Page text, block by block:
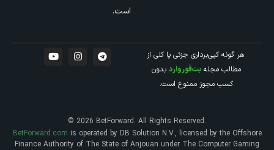
است.
هر گونه کپی‌برداری جزئی یا کلی از
مطالب مجله بت‌فوروارد بدون
کسب مجوز ممنوع است.
© 2026 BetForward. All Rights Reserved.
BetForward.com is operated by DB Solution N.V., licensed by the Offshore
Finance Authority of The State of Anjouan under The Computer Gaming